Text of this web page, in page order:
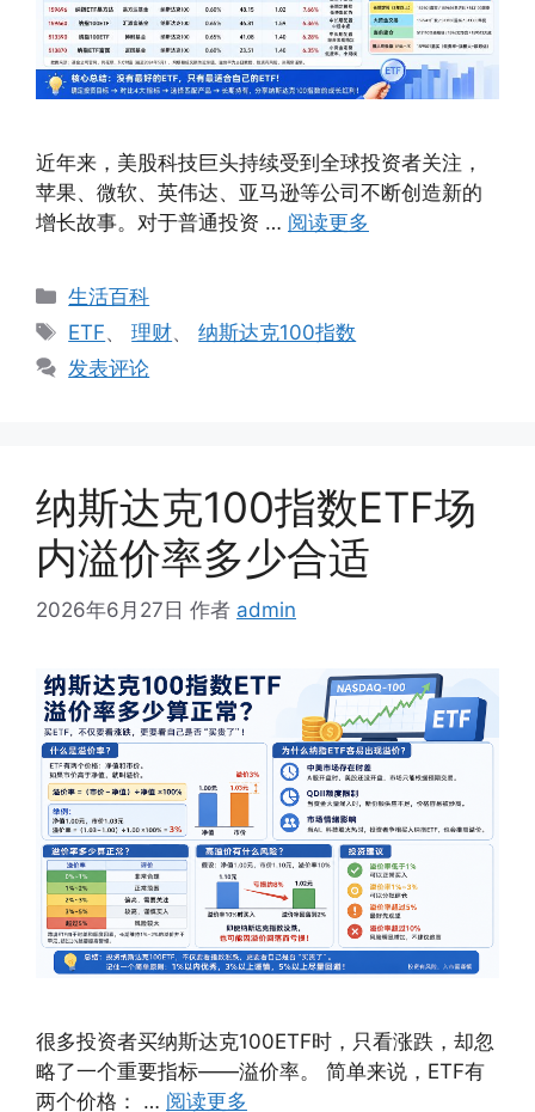
近年来，美股科技巨头持续受到全球投资者关注，
苹果、微软、英伟达、亚马逊等公司不断创造新的
增长故事。对于普通投资 … 阅读更多
分
类
生活百科
标
签
ETF、理财、纳斯达克100指数
发表评论
纳斯达克100指数ETF场
内溢价率多少合适
2026年6月27日 作者 admin
很多投资者买纳斯达克100ETF时，只看涨跌，却忽
略了一个重要指标——溢价率。 简单来说，ETF有
两个价格： … 阅读更多